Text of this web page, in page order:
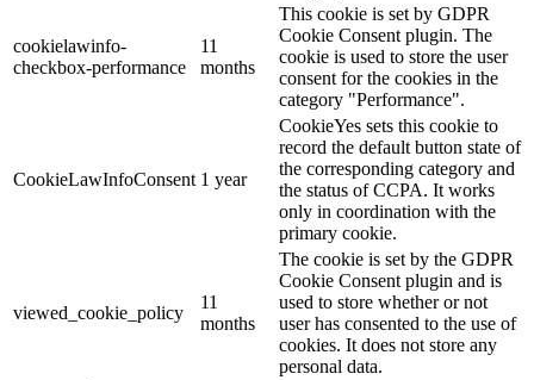
cookielawinfo-
checkbox-performance
11
months
This cookie is set by GDPR
Cookie Consent plugin. The
cookie is used to store the user
consent for the cookies in the
category "Performance".
CookieLawInfoConsent 1 year
CookieYes sets this cookie to
record the default button state of
the corresponding category and
the status of CCPA. It works
only in coordination with the
primary cookie.
viewed_cookie_policy
11
months
The cookie is set by the GDPR
Cookie Consent plugin and is
used to store whether or not
user has consented to the use of
cookies. It does not store any
personal data.